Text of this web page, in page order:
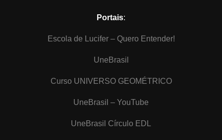
Portais:
Escola de Lucifer – Quero Entender!
UneBrasil
Curso UNIVERSO GEOMÉTRICO
UneBrasil – YouTube
UneBrasil Círculo EDL